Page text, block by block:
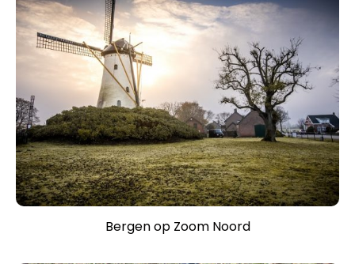
Bergen op Zoom Noord